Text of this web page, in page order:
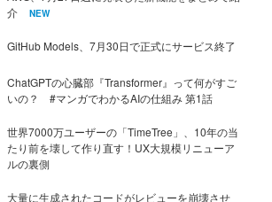
介
NEW
GitHub Models、7月30日で正式にサービス終了
ChatGPTの心臓部『Transformer』って何がすご
いの？ #マンガでわかるAIの仕組み 第1話
世界7000万ユーザーの「TimeTree」、10年の当
たり前を壊して作り直す！UX大規模リニューア
ルの裏側
大量に生成されたコードがレビューを崩壊させ